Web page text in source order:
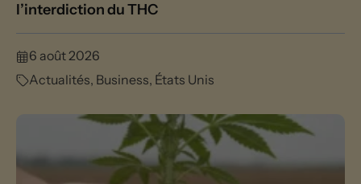
l’interdiction du THC
6 août 2026
Actualités, Business, États Unis